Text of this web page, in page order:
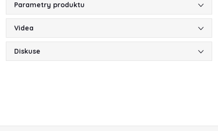
Parametry produktu
Videa
Diskuse